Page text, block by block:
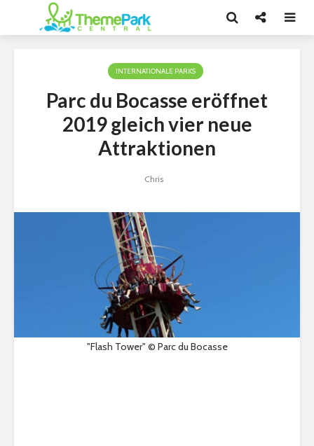
INTERNATIONALE PARKS
Parc du Bocasse eröffnet
2019 gleich vier neue
Attraktionen
Chris
"Flash Tower" © Parc du Bocasse